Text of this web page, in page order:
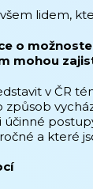
lidem,
o
mohou
v ČR
a které